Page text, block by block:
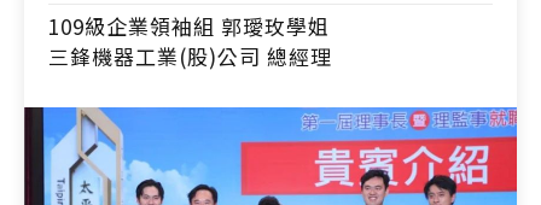
109級企業領袖組 郭璦玫學姐
三鋒機器工業(股)公司 總經理